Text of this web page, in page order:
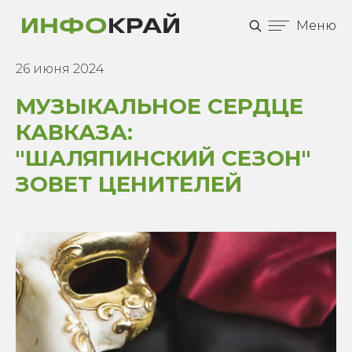
Меню
26 июня 2024
МУЗЫКАЛЬНОЕ СЕРДЦЕ
КАВКАЗА:
"ШАЛЯПИНСКИЙ СЕЗОН"
ЗОВЕТ ЦЕНИТЕЛЕЙ